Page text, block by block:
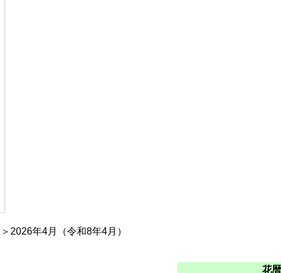
＞2026年4月（令和8年4月）
花暦